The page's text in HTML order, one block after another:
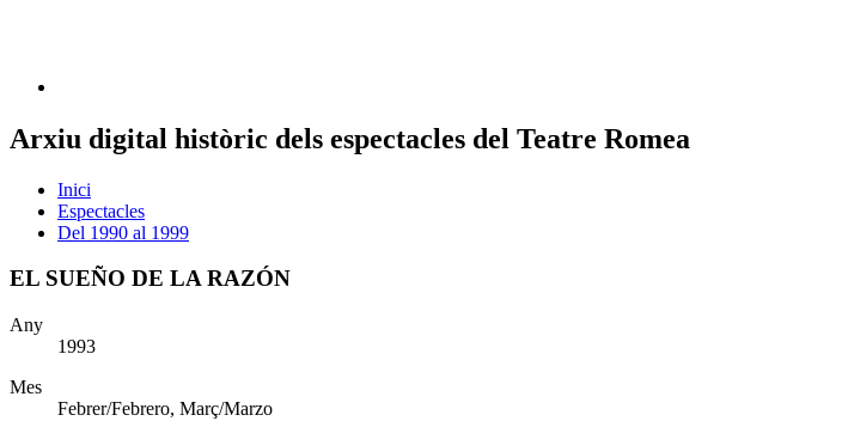
Arxiu digital històric dels espectacles del Teatre Romea
Inici
Espectacles
Del 1990 al 1999
EL SUEÑO DE LA RAZÓN
Any
1993
Mes
Febrer/Febrero, Març/Marzo